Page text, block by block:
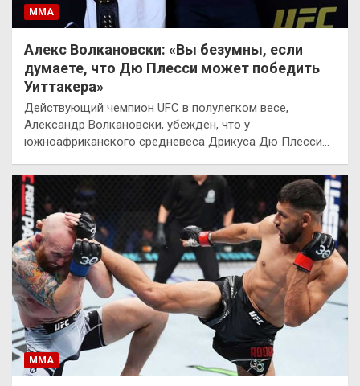
ММА
Алекс Волкановски: «Вы безумны, если
думаете, что Дю Плесси может победить
Уиттакера»
Действующий чемпион UFC в полулегком весе,
Александр Волкановски, убежден, что у
южноафриканского средневеса Дрикуса Дю Плесси…
ММА